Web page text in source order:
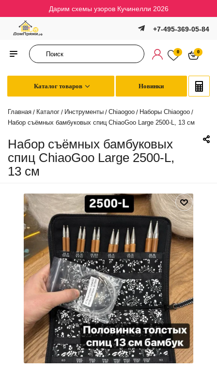
Дарим схемы узоров Кучинелли 2026
+7-495-369-05-84
0 0
Каталог товаров Новинки
Главная / Каталог / Инструменты / Chiaogoo / Наборы Chiaogoo /
Набор съёмных бамбуковых спиц ChiaoGoo Large 2500-L, 13 см
Набор съёмных бамбуковых
спиц ChiaoGoo Large 2500-L,
13 см